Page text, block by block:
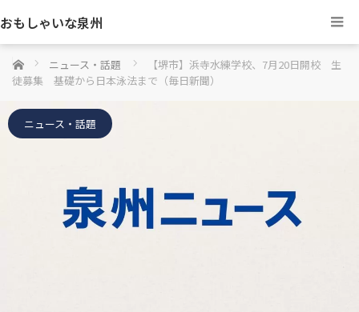
おもしゃいな泉州
ホーム ニュース・話題
【堺市】浜寺水練学校、7月20日開校 生
徒募集 基礎から日本泳法まで（毎日新聞）
ニュース・話題